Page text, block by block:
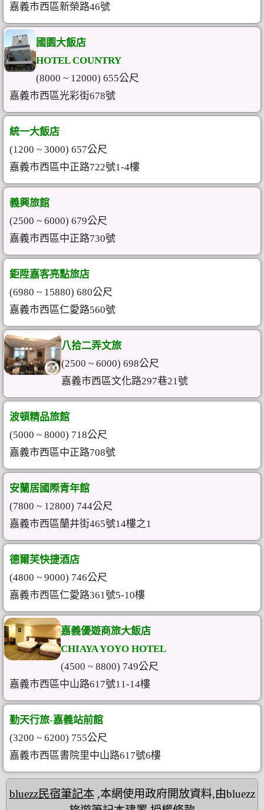
嘉義市西區新榮路46號
國園大飯店
HOTEL COUNTRY
(8000 ~ 12000) 655公尺
嘉義市西區光彩街678號
統一大飯店
(1200 ~ 3000) 657公尺
嘉義市西區中正路722號1-4樓
義興旅館
(2500 ~ 6000) 679公尺
嘉義市西區中正路730號
鉅陞嘉客亮點旅店
(6980 ~ 15880) 680公尺
嘉義市西區仁愛路560號
八拾二弄文旅
(2500 ~ 6000) 698公尺
嘉義市西區文化路297巷21號
波頓精品旅館
(5000 ~ 8000) 718公尺
嘉義市西區中正路708號
安蘭居國際青年館
(7800 ~ 12800) 744公尺
嘉義市西區蘭井街465號14樓之1
德爾芙快捷酒店
(4800 ~ 9000) 746公尺
嘉義市西區仁愛路361號5-10樓
嘉義優遊商旅大飯店
CHIAYA YOYO HOTEL
(4500 ~ 8800) 749公尺
嘉義市西區中山路617號11-14樓
勤天行旅-嘉義站前館
(3200 ~ 6200) 755公尺
嘉義市西區書院里中山路617號6樓
bluezz民宿筆記本,本網使用政府開放資料,由bluezz